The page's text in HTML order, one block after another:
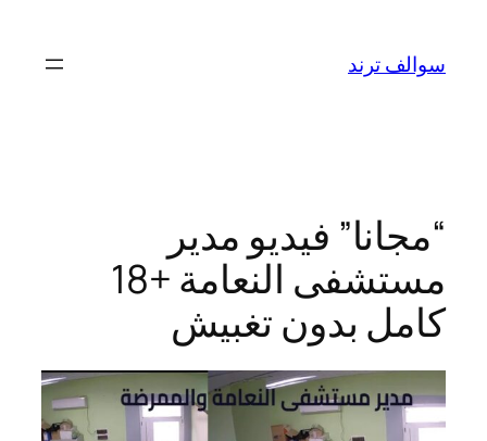
المحتوى
سوالف ترند
“مجانا” فيديو مدير
مستشفى النعامة +18
كامل بدون تغبيش